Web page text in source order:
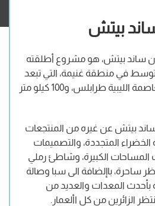
بيتش
ساند بيتش، هو مشروع أطلقته
في منطقة غنيمة، التي تبعد
90 كيلو متر شرق العاصمة الليبية طرابلس، و100 كيلو متر
بيتش عن غيره من المنتجعات
الخضراء المتجددة، والتصميمات
المساحات الكبيرة، وشاطئ رملي
باإلضافة الى سبا وصالة
بأحدث المعدات والعديد من
الزائرين من كل األعمار.